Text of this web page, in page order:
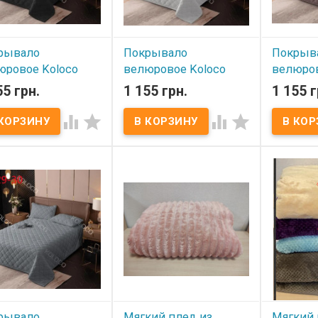
Koloco
см модель 5
покрывало
на молнии
Koloco
грн.
 
Покрывало
велюровое Koloco
160x210 см модель 4
В наличии
Велюровое покрывало
Производитель: Koloco
1 155 грн.
  В
100%
ПВХ
(Китай)
1 155